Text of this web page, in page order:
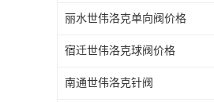
丽水世伟洛克单向阀价格
宿迁世伟洛克球阀价格
南通世伟洛克针阀